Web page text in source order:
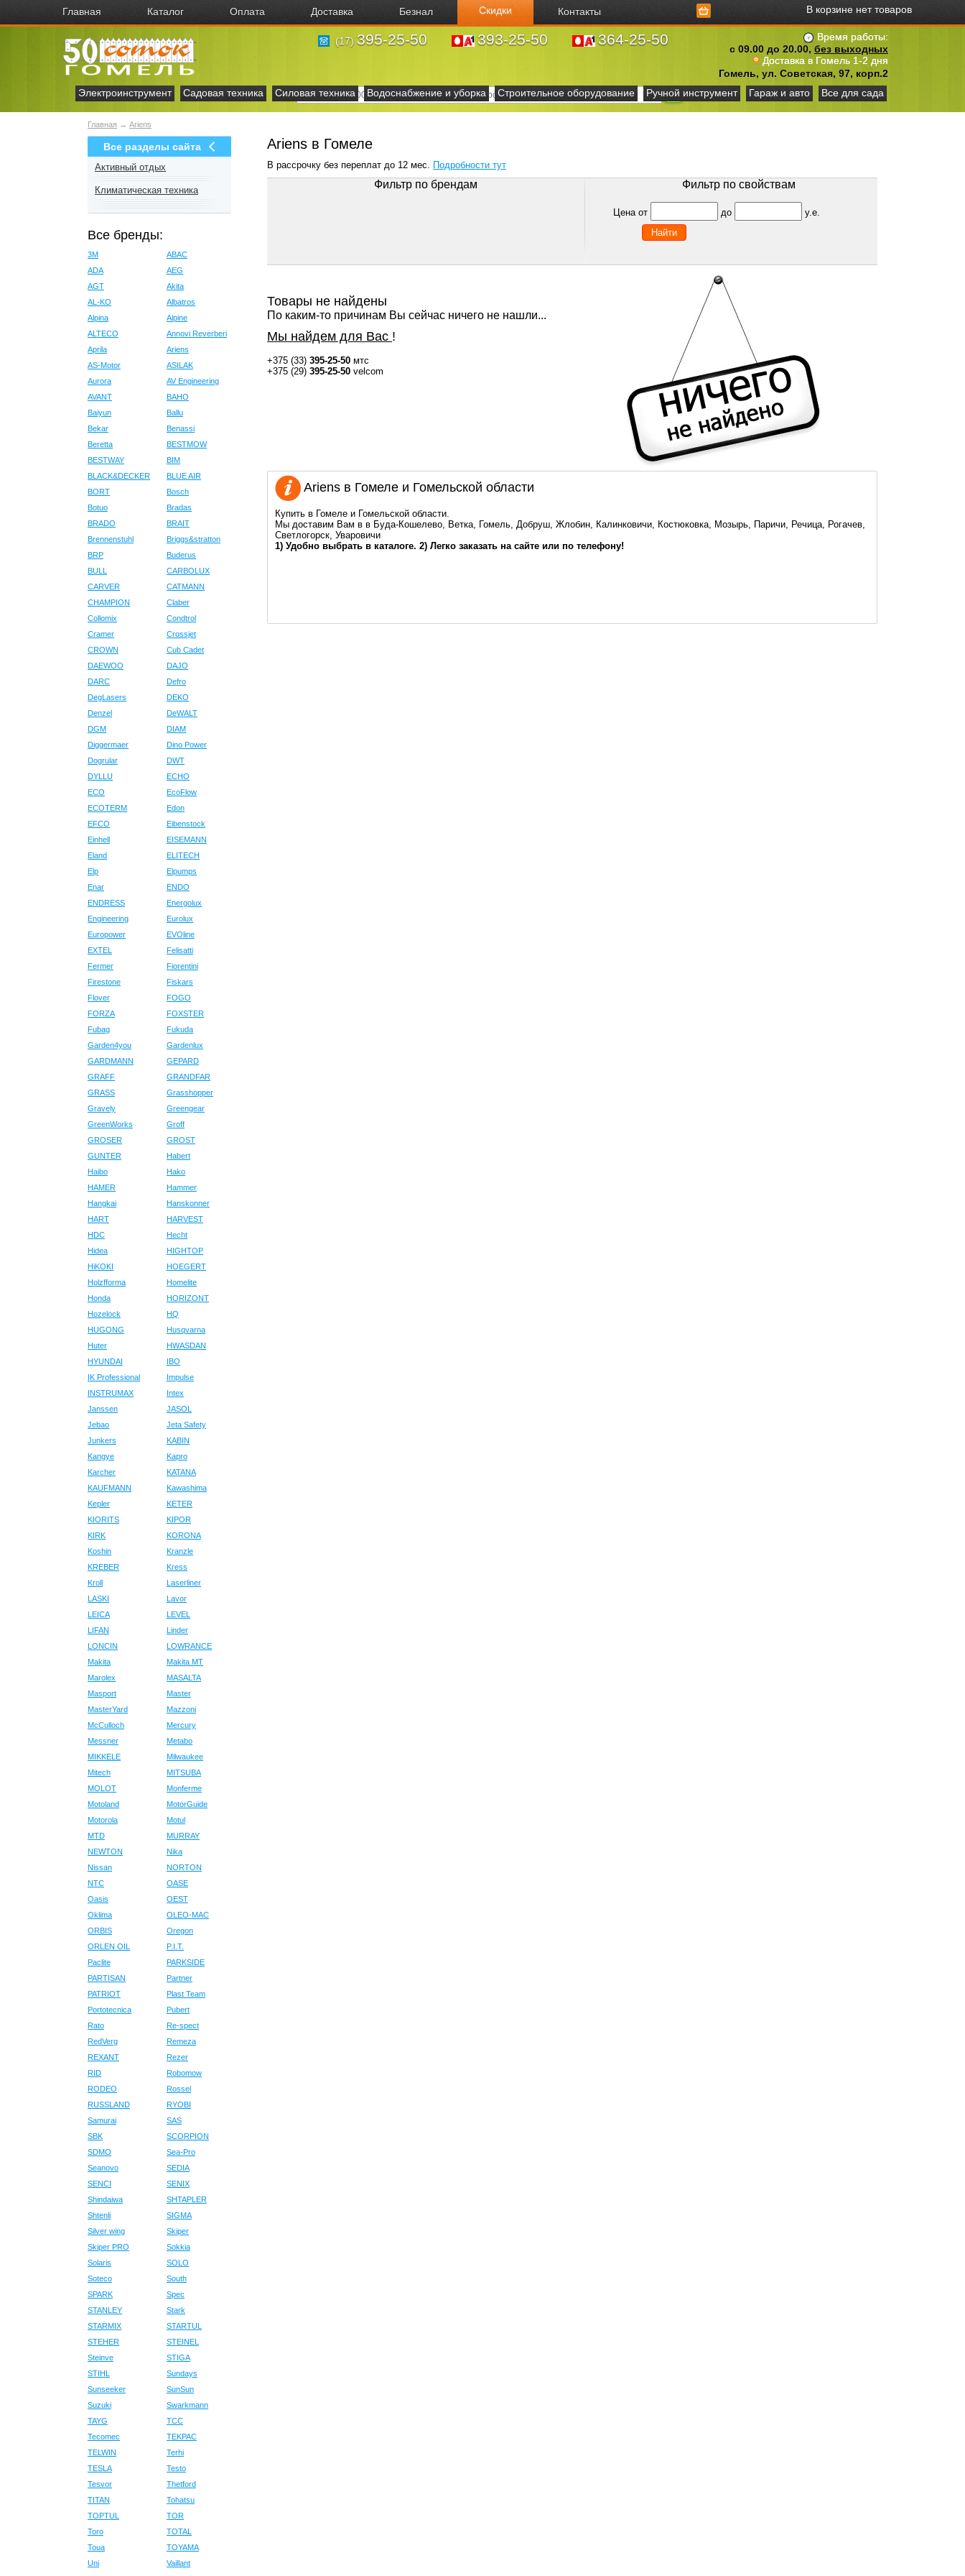
Главная Каталог Оплата Доставка Безнал Скидки Контакты В корзине нет товаров
Время работы:
с 09.00 до 20.00, без выходных
Доставка в Гомель 1-2 дня
Гомель, ул. Советская, 97, корп.2
(17) 395-25-50 393-25-50 364-25-50
Электроинструмент Садовая техника Силовая техника Водоснабжение и уборка Строительное оборудование Ручной инструмент Гараж и авто Все для сада
Главная → Ariens
Все разделы сайта
Активный отдых
Климатическая техника
Все бренды:
3M
ABAC
ADA
AEG
AGT
Akita
AL-KO
Albatros
Alpina
Alpine
ALTECO
Annovi Reverberi
Aprila
Ariens
AS-Motor
ASILAK
Aurora
AV Engineering
AVANT
BAHO
Baiyun
Ballu
Bekar
Benassi
Beretta
BESTMOW
BESTWAY
BIM
BLACK&DECKER
BLUE AIR
BORT
Bosch
Botuo
Bradas
BRADO
BRAIT
Brennenstuhl
Briggs&stratton
BRP
Buderus
BULL
CARBOLUX
CARVER
CATMANN
CHAMPION
Claber
Collomix
Condtrol
Cramer
Crossjet
CROWN
Cub Cadet
DAEWOO
DAJO
DARC
Defro
DegLasers
DEKO
Denzel
DeWALT
DGM
DIAM
Diggermaer
Dino Power
Dogrular
DWT
DYLLU
ECHO
ECO
EcoFlow
ECOTERM
Edon
EFCO
Eibenstock
Einhell
EISEMANN
Eland
ELITECH
Elp
Elpumps
Enar
ENDO
ENDRESS
Energolux
Engineering
Eurolux
Europower
EVOline
EXTEL
Felisatti
Fermer
Fiorentini
Firestone
Fiskars
Flover
FOGO
FORZA
FOXSTER
Fubag
Fukuda
Garden4you
Gardenlux
GARDMANN
GEPARD
GRAFF
GRANDFAR
GRASS
Grasshopper
Gravely
Greengear
GreenWorks
Groff
GROSER
GROST
GUNTER
Habert
Haibo
Hako
HAMER
Hammer
Hangkai
Hanskonner
HART
HARVEST
HDC
Hecht
Hidea
HIGHTOP
HiKOKI
HOEGERT
Holzfforma
Homelite
Honda
HORIZONT
Hozelock
HQ
HUGONG
Husqvarna
Huter
HWASDAN
HYUNDAI
IBO
IK Professional
Impulse
INSTRUMAX
Intex
Janssen
JASOL
Jebao
Jeta Safety
Junkers
KABIN
Kangye
Kapro
Karcher
KATANA
KAUFMANN
Kawashima
Kepler
KETER
KIORITS
KIPOR
KIRK
KORONA
Koshin
Kranzle
KREBER
Kress
Kroll
Laserliner
LASKI
Lavor
LEICA
LEVEL
LIFAN
Linder
LONCIN
LOWRANCE
Makita
Makita MT
Marolex
MASALTA
Masport
Master
MasterYard
Mazzoni
McCulloch
Mercury
Messner
Metabo
MIKKELE
Milwaukee
Mitech
MITSUBA
MOLOT
Monferme
Motoland
MotorGuide
Motorola
Motul
MTD
MURRAY
NEWTON
Nika
Nissan
NORTON
NTC
OASE
Oasis
OEST
Oklima
OLEO-MAC
ORBIS
Oregon
ORLEN OIL
P.I.T.
Paclite
PARKSIDE
PARTISAN
Partner
PATRIOT
Plast Team
Portotecnica
Pubert
Rato
Re-spect
RedVerg
Remeza
REXANT
Rezer
RID
Robomow
RODEO
Rossel
RUSSLAND
RYOBI
Samurai
SAS
SBK
SCORPION
SDMO
Sea-Pro
Seanovo
SEDIA
SENCI
SENIX
Shindaiwa
SHTAPLER
Shtenli
SIGMA
Silver wing
Skiper
Skiper PRO
Sokkia
Solaris
SOLO
Soteco
South
SPARK
Spec
STANLEY
Stark
STARMIX
STARTUL
STEHER
STEINEL
Steinve
STIGA
STIHL
Sundays
Sunseeker
SunSun
Suzuki
Swarkmann
TAYG
TCC
Tecomec
TEKPAC
TELWIN
Terhi
TESLA
Testo
Tesvor
Thetford
TITAN
Tohatsu
TOPTUL
TOR
Toro
TOTAL
Toua
TOYAMA
Uni
Vaillant
Ariens в Гомеле
В рассрочку без переплат до 12 мес. Подробности тут
Фильтр по брендам Фильтр по свойствам
Цена от до у.е.
Товары не найдены
По каким-то причинам Вы сейчас ничего не нашли...
Мы найдем для Вас !
+375 (33) 395-25-50 мтс
+375 (29) 395-25-50 velcom
Ariens в Гомеле и Гомельской области
Купить в Гомеле и Гомельской области.
Мы доставим Вам в в Буда-Кошелево, Ветка, Гомель, Добруш, Жлобин, Калинковичи, Костюковка, Мозырь, Паричи, Речица, Рогачев,
Светлогорск, Уваровичи
1) Удобно выбрать в каталоге. 2) Легко заказать на сайте или по телефону!